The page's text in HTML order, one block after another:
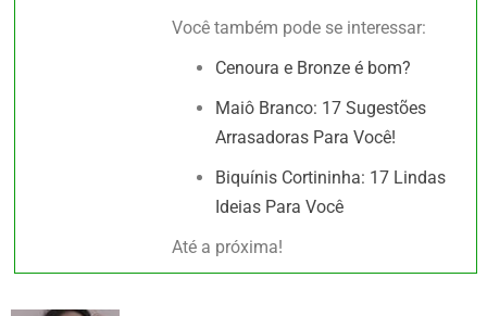
Você também pode se interessar:
Cenoura e Bronze é bom?
Maiô Branco: 17 Sugestões
Arrasadoras Para Você!
Biquínis Cortininha: 17 Lindas
Ideias Para Você
Até a próxima!